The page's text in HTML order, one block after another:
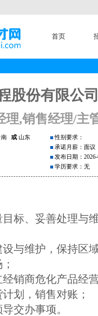
首页
股份有限公
理,销售经理/主
南 或 山东
性别要求：
承诺月薪：面议
发布日期：
学历要求：无
标、妥善处理与
与维护，保持区
销商危化产品经
划，销售对账；
交办事项。